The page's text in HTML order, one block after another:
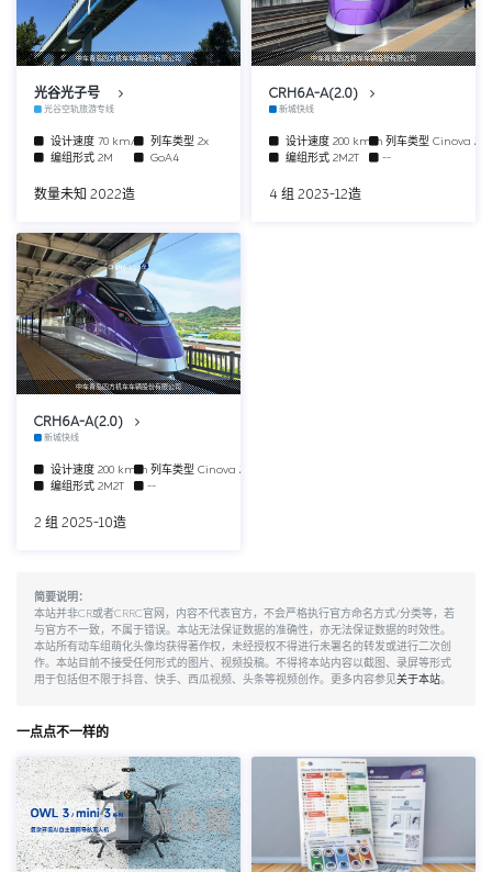
中车青岛四方机车车辆股份有限公司
光谷光子号
光谷空轨旅游专线
设计速度 70 km/h 列车类型 2x
编组形式 2M GoA4
数量未知 2022造
中车青岛四方机车车辆股份有限公司
CRH6A-A(2.0)
新城快线
设计速度 200 km/h列车类型 Cinova
编组形式 2M2T --
4 组 2023-12造
中车青岛四方机车车辆股份有限公司
CRH6A-A(2.0)
新城快线
设计速度 200 km/h列车类型 Cinova 2.0
编组形式 2M2T --
2 组 2025-10造
简要说明：
本站并非CR或者CRRC官网，内容不代表官方，不会严格执行官方命名方式/分类等，若
与官方不一致，不属于错误。本站无法保证数据的准确性，亦无法保证数据的时效性。
本站所有动车组萌化头像均获得著作权，未经授权不得进行未署名的转发或进行二次创
作。本站目前不接受任何形式的图片、视频投稿。不得将本站内容以截图、录屏等形式
用于包括但不限于抖音、快手、西瓜视频、头条等视频创作。更多内容参见关于本站。
一点点不一样的